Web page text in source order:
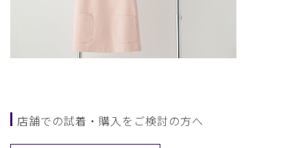
店舗での試着・購入をご検討の方へ